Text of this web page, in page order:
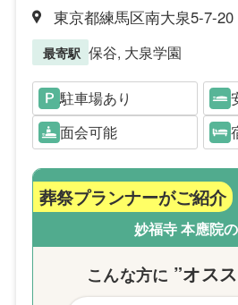
東京都練馬区南大泉5-7-20
最寄駅 保谷, 大泉学園
駐車場あり
面会可能
葬祭プランナーがご紹介
妙福寺 本應院
こんな方に ”オス